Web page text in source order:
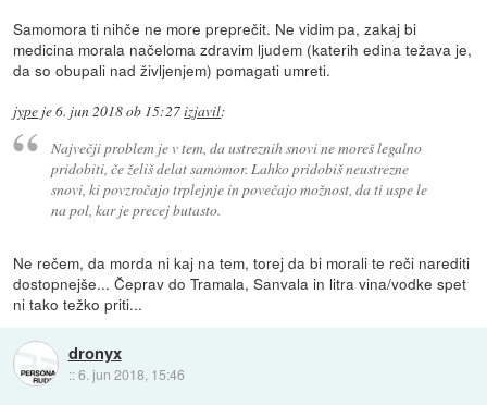
Samomora ti nihče ne more preprečit. Ne vidim pa, zakaj bi
medicina morala načeloma zdravim ljudem (katerih edina težava je,
da so obupali nad življenjem) pomagati umreti.
jype je6. jun 2018 ob 15:27izjavil:
Največji problem je v tem, da ustreznih snovi ne moreš legalno
pridobiti, če želiš delat samomor. Lahko pridobiš neustrezne
snovi, ki povzročajo trplejnje in povečajo možnost, da ti uspe le
na pol, kar je precej butasto.
Ne rečem, da morda ni kaj na tem, torej da bi morali te reči narediti
dostopnejše... Čeprav do Tramala, Sanvala in litra vina/vodke spet
ni tako težko priti...
dronyx
::6. jun 2018, 15:46